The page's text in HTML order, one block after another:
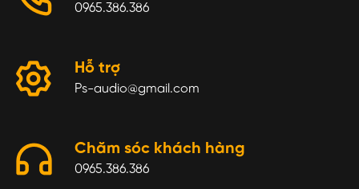
0965.386.386
Hỗ trợ
Ps-audio@gmail.com
Chăm sóc khách hàng
0965.386.386